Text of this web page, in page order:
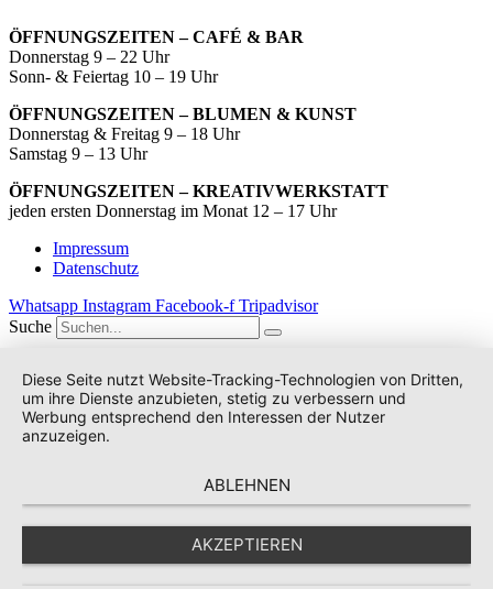
ÖFFNUNGSZEITEN – CAFÉ & BAR
Donnerstag 9 – 22 Uhr
Sonn- & Feiertag 10 – 19 Uhr
ÖFFNUNGSZEITEN – BLUMEN & KUNST
Donnerstag & Freitag 9 – 18 Uhr
Samstag 9 – 13 Uhr
ÖFFNUNGSZEITEN – KREATIVWERKSTATT
jeden ersten Donnerstag im Monat 12 – 17 Uhr
Impressum
Datenschutz
Whatsapp Instagram Facebook-f Tripadvisor
Suche
Diese Seite nutzt Website-Tracking-Technologien von Dritten,
um ihre Dienste anzubieten, stetig zu verbessern und
Werbung entsprechend den Interessen der Nutzer
anzuzeigen.
ABLEHNEN
AKZEPTIEREN